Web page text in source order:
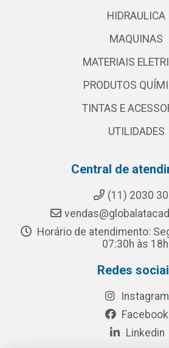
HIDRAULICA
MAQUINAS
MATERIAIS
PRODUTOS
TINTAS E
UTILIDADES
Central de
(11) 2030
Horário de atendimento:
07:30h às
Redes
Instagram
Facebook
Linkedin